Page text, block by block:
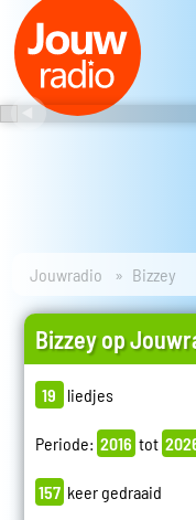
Jouwradio Bizzey
Bizzey op
19 liedjes
Periode: 2016 tot
157 keer gedraaid